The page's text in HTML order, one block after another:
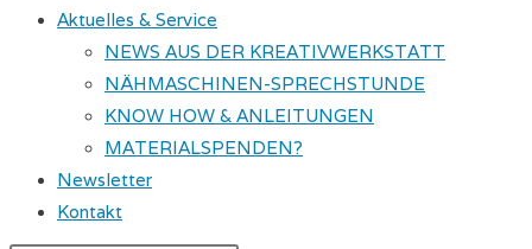
Aktuelles & Service
NEWS AUS DER KREATIVWERKSTATT
NÄHMASCHINEN-SPRECHSTUNDE
KNOW HOW & ANLEITUNGEN
MATERIALSPENDEN?
Newsletter
Kontakt